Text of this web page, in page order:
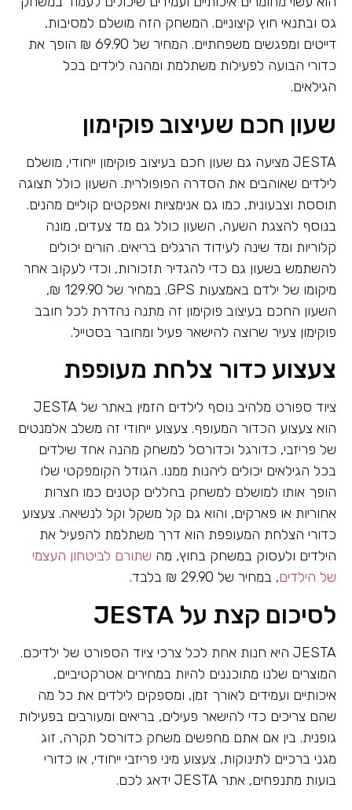
גס ובתנאי חוץ קיצוניים. המשחק הזה מושלם למסיבות,
דייטים ומפגשים משפחתיים. המחיר של 69.90 ₪ הופך את
כדורי הבועה לפעילות משתלמת ומהנה לילדים בכל
הגילאים.
שעון חכם שעיצוב פוקימון
JESTA מציעה גם שעון חכם בעיצוב פוקימון ייחודי, מושלם
לילדים שאוהבים את הסדרה הפופולרית. השעון כולל תצוגה
תוססת וצבעונית, כמו גם אנימציות ואפקטים קוליים מהנים.
בנוסף להצגת השעה, השעון כולל גם מד צעדים, מונה
קלוריות ומד שינה לעידוד הרגלים בריאים. הורים יכולים
להשתמש בשעון גם כדי להגדיר תזכורות, וכדי לעקוב אחר
מיקומו של ילדם באמצעות GPS. במחיר של 129.90 ₪,
השעון החכם בעיצוב פוקימון זה מתנה נהדרת לכל חובב
פוקימון צעיר שרוצה להישאר פעיל ומחובר בסטייל.
צעצוע כדור צלחת מעופפת
ציוד ספורט מלהיב נוסף לילדים הזמין באתר של JESTA
הוא צעצוע הכדור המעופף. צעצוע ייחודי זה משלב אלמנטים
של פריזבי, כדורגל וכדורסל למשחק מהנה אחד שילדים
בכל הגילאים יכולים ליהנות ממנו. הגודל הקומפקטי שלו
הופך אותו למושלם למשחק בחללים קטנים כמו חצרות
אחוריות או פארקים, והוא גם קל משקל וקל לנשיאה. צעצוע
כדורי הצלחת המעופפת הוא דרך משתלמת להפעיל את
הילדים ולעסוק במשחק בחוץ, מה שתורם לביטחון העצמי
של הילדים, במחיר של 29.90 ₪ בלבד.
לסיכום קצת על JESTA
JESTA היא חנות אחת לכל צרכי ציוד הספורט של ילדיכם.
המוצרים שלנו מתוכננים להיות במחירים אטרקטיביים,
איכותיים ועמידים לאורך זמן, ומספקים לילדים את כל מה
שהם צריכים כדי להישאר פעילים, בריאים ומעורבים בפעילות
גופנית. בין אם אתם מחפשים משחק כדורסל תקרה, זוג
מגני ברכיים לתינוקות, צעצוע מיני פריזבי ייחודי, או כדורי
בועות מתנפחים, אתר JESTA ידאג לכם.